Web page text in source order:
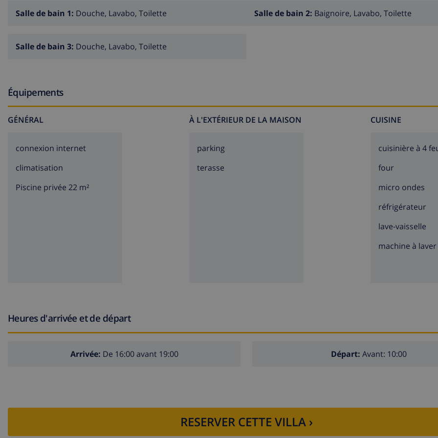
Salle de bain 1: Douche, Lavabo, Toilette Salle de bain 2: Baignoire, Lavabo, Toilette
Salle de bain 3: Douche, Lavabo, Toilette
Équipements
GÉNÉRAL
connexion internet
climatisation
Piscine privée 22 m²
À L'EXTÉRIEUR DE LA MAISON
parking
terasse
CUISINE
cuisinière à 4
four
micro ondes
réfrigérateur
lave-vaisselle
machine à laver
Heures d'arrivée et de départ
Arrivée: De 16:00 avant 19:00 Départ: Avant: 10:00
RESERVER CETTE VILLA ›